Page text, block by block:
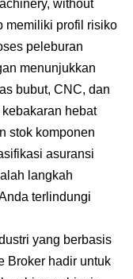
without
memiliki profil risiko
peleburan
menunjukkan
bubut, CNC, dan
hebat
stok komponen
asuransi
langkah
terlindungi
yang berbasis
Broker hadir untuk